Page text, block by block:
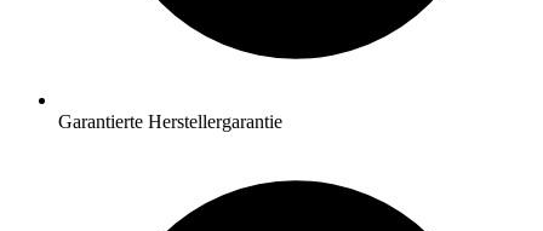
Garantierte Herstellergarantie